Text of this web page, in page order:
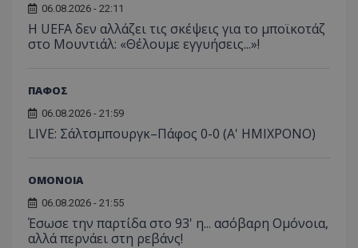
06.08.2026 - 22:11
Η UEFA δεν αλλάζει τις σκέψεις για το μποϊκοτάζ
στο Μουντιάλ: «Θέλουμε εγγυήσεις...»!
ΠΑΦΟΣ
06.08.2026 - 21:59
LIVE: Σάλτσμπουργκ–Πάφος 0-0 (Α' ΗΜΙΧΡΟΝΟ)
ΟΜΟΝΟΙΑ
06.08.2026 - 21:55
Έσωσε την παρτίδα στο 93' η... ασόβαρη Ομόνοια,
αλλά περνάει στη ρεβάνς!